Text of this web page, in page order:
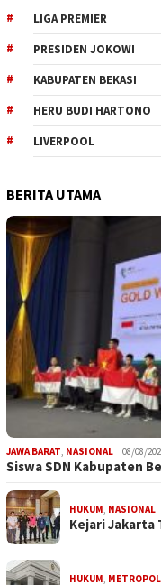
LIGA PREMIER
PRESIDEN JOKOWI
KABUPATEN BEKASI
HERU BUDI HARTONO
LIVERPOOL
BERITA UTAMA
JAWA BARAT, NASIONAL 08/08/
Siswa SDN Kabupaten
HUKUM, NASIONAL
Kejari Jakarta
HUKUM,